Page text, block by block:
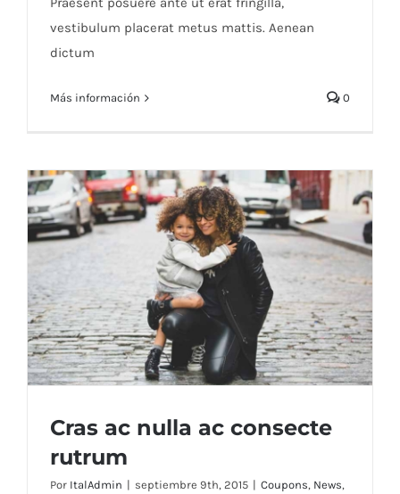
vestibulum placerat metus mattis. Aenean
dictum
Más información 0
Cras ac nulla ac consecte
rutrum
Por ItalAdmin | septiembre 9th, 2015 | Coupons, News,